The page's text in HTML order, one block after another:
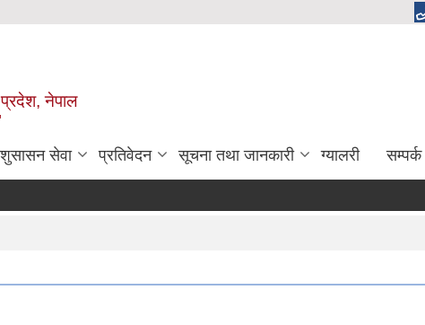
प्रदेश, नेपाल
शुसासन सेवा प्रतिवेदन सूचना तथा जानकारी ग्यालरी सम्पर्क